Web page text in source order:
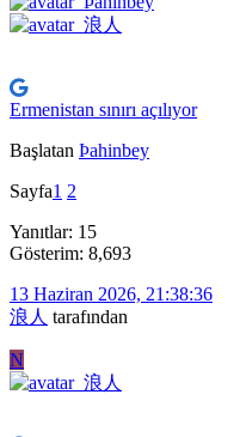
Ermenistan sınırı açılıyor
Başlatan Þahinbey
Sayfa1 2
Yanıtlar: 15
Gösterim: 8,693
13 Haziran 2026, 21:38:36
浪人 tarafından
N